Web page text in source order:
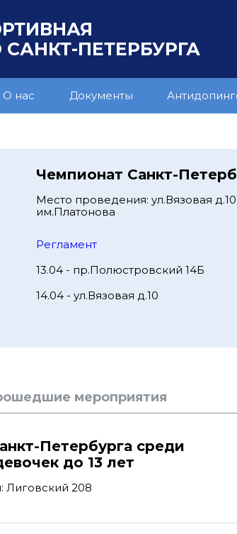
ПЕТЕРБУРГА
О нас Документы
Чемпионат Санкт-
Место проведения: ул.Вязовая
им.Платонова
Регламент
13.04 - пр.Полюстровский 14Б
14.04 - ул.Вязовая д.10
мероприятия
Петербурга среди
до 13 лет
Лиговский 208